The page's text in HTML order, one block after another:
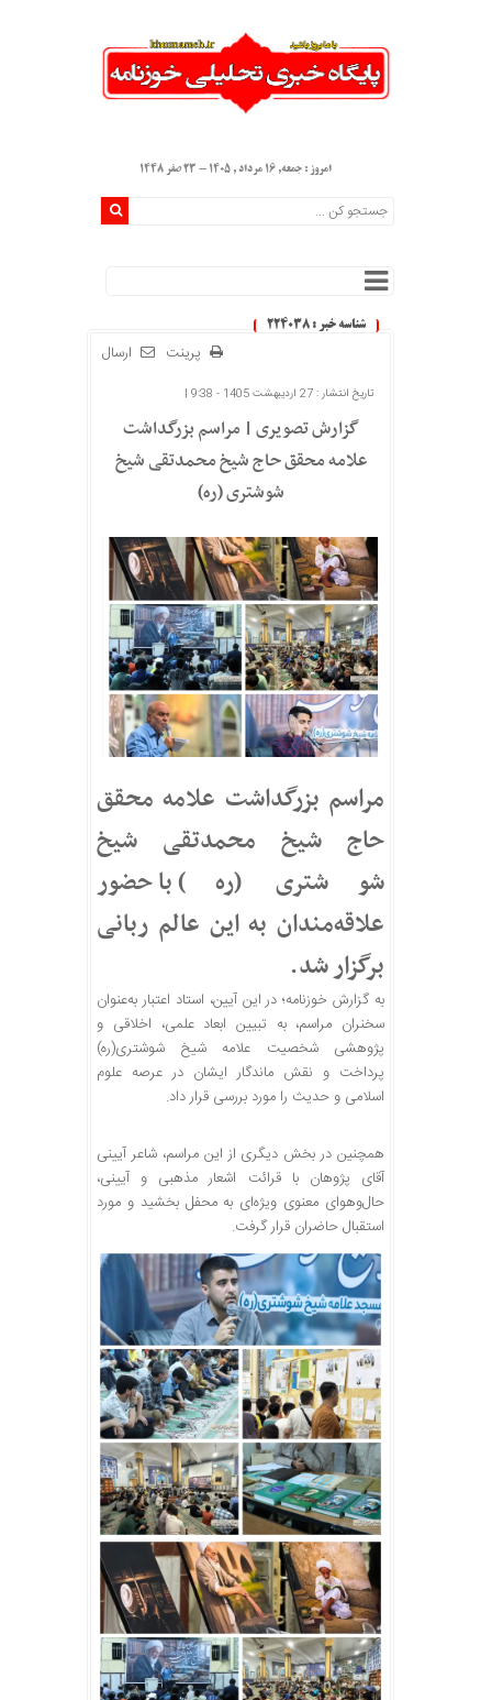
امروز : جمعه, ۱۶ مرداد , ۱۴۰۵ - 23 صفر 1448
شناسه خبر : 224038
ارسال پرینت
تاریخ انتشار : 27 اردیبهشت 1405 - 9:38 |
گزارش تصویری | مراسم بزرگداشت
علامه محقق حاج شیخ محمدتقی شیخ
شوشتری (ره)
مراسم بزرگداشت علامه محقق
حاج شیخ محمدتقی شیخ
شوشتری (ره) با حضور
علاقه‌مندان به این عالم ربانی
برگزار شد.
به گزارش خوزنامه؛ در این آیین، استاد اعتبار به‌عنوان
سخنران مراسم، به تبیین ابعاد علمی، اخلاقی و
پژوهشی شخصیت علامه شیخ شوشتری(ره)
پرداخت و نقش ماندگار ایشان در عرصه علوم
اسلامی و حدیث را مورد بررسی قرار داد.
همچنین در بخش دیگری از این مراسم، شاعر آیینی
آقای پژوهان با قرائت اشعار مذهبی و آیینی،
حال‌وهوای معنوی ویژه‌ای به محفل بخشید و مورد
استقبال حاضران قرار گرفت.